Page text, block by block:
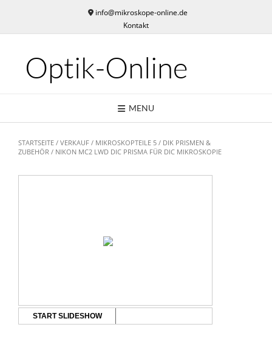
content
info@mikroskope-online.de
Kontakt
Optik-Online
MENU
STARTSEITE / VERKAUF / MIKROSKOPTEILE 5 / DIK PRISMEN &
ZUBEHÖR / NIKON MC2 LWD DIC PRISMA FÜR DIC MIKROSKOPIE
START SLIDESHOW